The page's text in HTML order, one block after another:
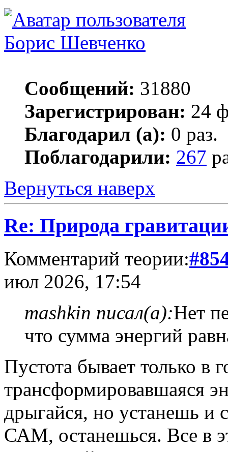
Борис Шевченко
Сообщений: 31880
Зарегистрирован: 24
Благодарил (а): 0 раз.
Поблагодарили: 267
Вернуться наверх
Re: Природа
Комментарий теории:
июл 2026, 17:54
mashkin писал(а):Нет
что сумма энергий
Пустота бывает только в
трансформировавшаяся
дрыгайся, но устанешь и
САМ, останешься. Все в